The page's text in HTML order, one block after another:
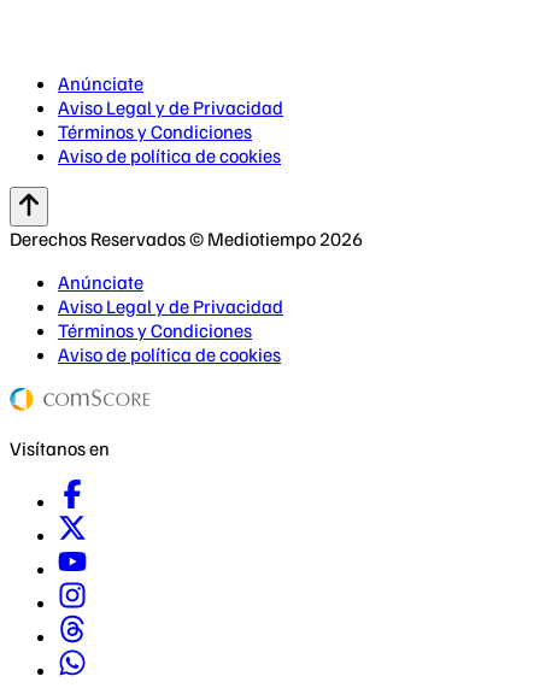
Anúnciate
Aviso Legal y de Privacidad
Términos y Condiciones
Aviso de política de cookies
Derechos Reservados © Mediotiempo 2026
Anúnciate
Aviso Legal y de Privacidad
Términos y Condiciones
Aviso de política de cookies
Visítanos en